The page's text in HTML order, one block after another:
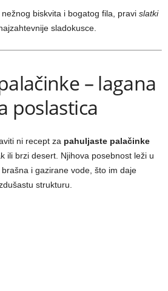
biskvita i bogatog fila, pravi slatki
sladokusce.
– lagana
poslastica
ni recept za pahuljaste palačinke
ili brzi desert. Njihova posebnost leži u
i gazirane vode, što im daje
strukturu.